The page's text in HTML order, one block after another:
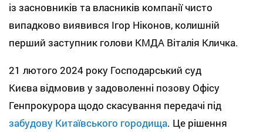
із засновників та власників компанії чисто
випадково виявився Ігор Ніконов, колишній
перший заступник голови КМДА Віталія Кличка.
21 лютого 2024 року Господарський суд
Києва відмовив у задоволенні позову Офісу
Генпрокурора щодо скасування передачі під
забудову Китаївського городища. Це рішення